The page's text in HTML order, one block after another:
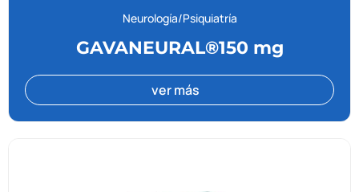
Neurología/Psiquiatría
GAVANEURAL®150 mg
ver más